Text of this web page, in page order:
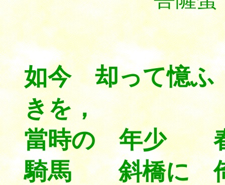
如今 却って憶
きを，
當時の 年少
騎馬 斜橋に